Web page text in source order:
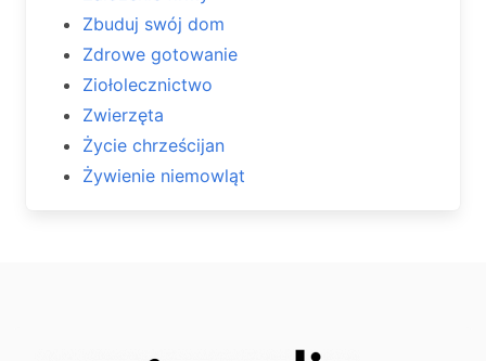
Zbuduj swój dom
Zdrowe gotowanie
Ziołolecznictwo
Zwierzęta
Życie chrześcijan
Żywienie niemowląt